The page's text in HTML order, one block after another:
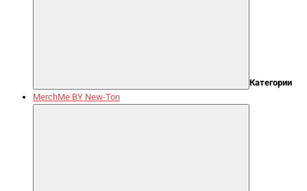
Категории
MerchMe BY New-Ton